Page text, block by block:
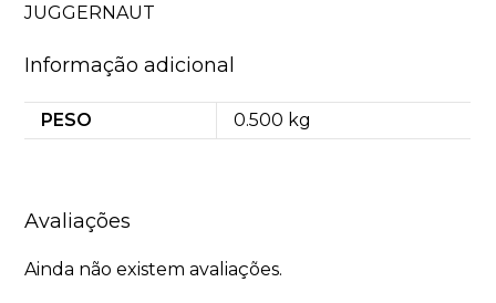
JUGGERNAUT
Informação adicional
PESO 0.500 kg
Avaliações
Ainda não existem avaliações.